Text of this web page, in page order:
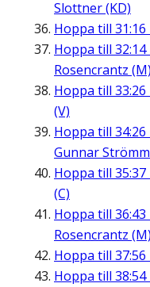
Slottner (KD)
Hoppa till 31:16
Hoppa till 32:14
Rosencrantz (M)
Hoppa till 33:26
(V)
Hoppa till 34:26
Gunnar
Hoppa till 35:37
(C)
Hoppa till 36:43
Rosencrantz (M)
Hoppa till 37:56
Hoppa till 38:54